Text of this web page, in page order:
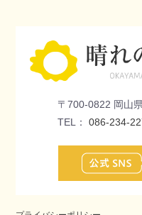
〒700-0822 岡山
TEL： 086-234-